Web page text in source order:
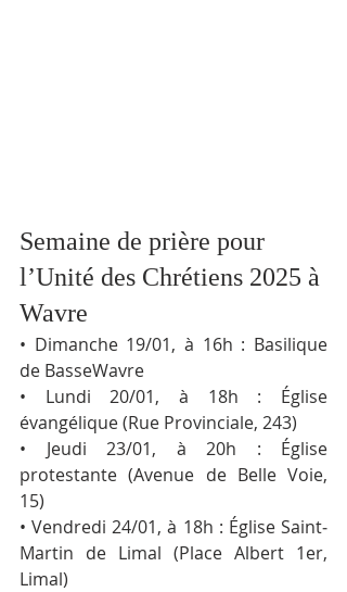
Semaine de prière pour
l’Unité des Chrétiens 2025 à
Wavre
• Dimanche 19/01, à 16h : Basilique
de Basse­Wavre
• Lundi 20/01, à 18h : Église
évangélique (Rue Provinciale, 243)
• Jeudi 23/01, à 20h : Église
protestante (Avenue de Belle Voie,
15)
• Vendredi 24/01, à 18h : Église Saint­
Martin de Limal (Place Albert 1er,
Limal)